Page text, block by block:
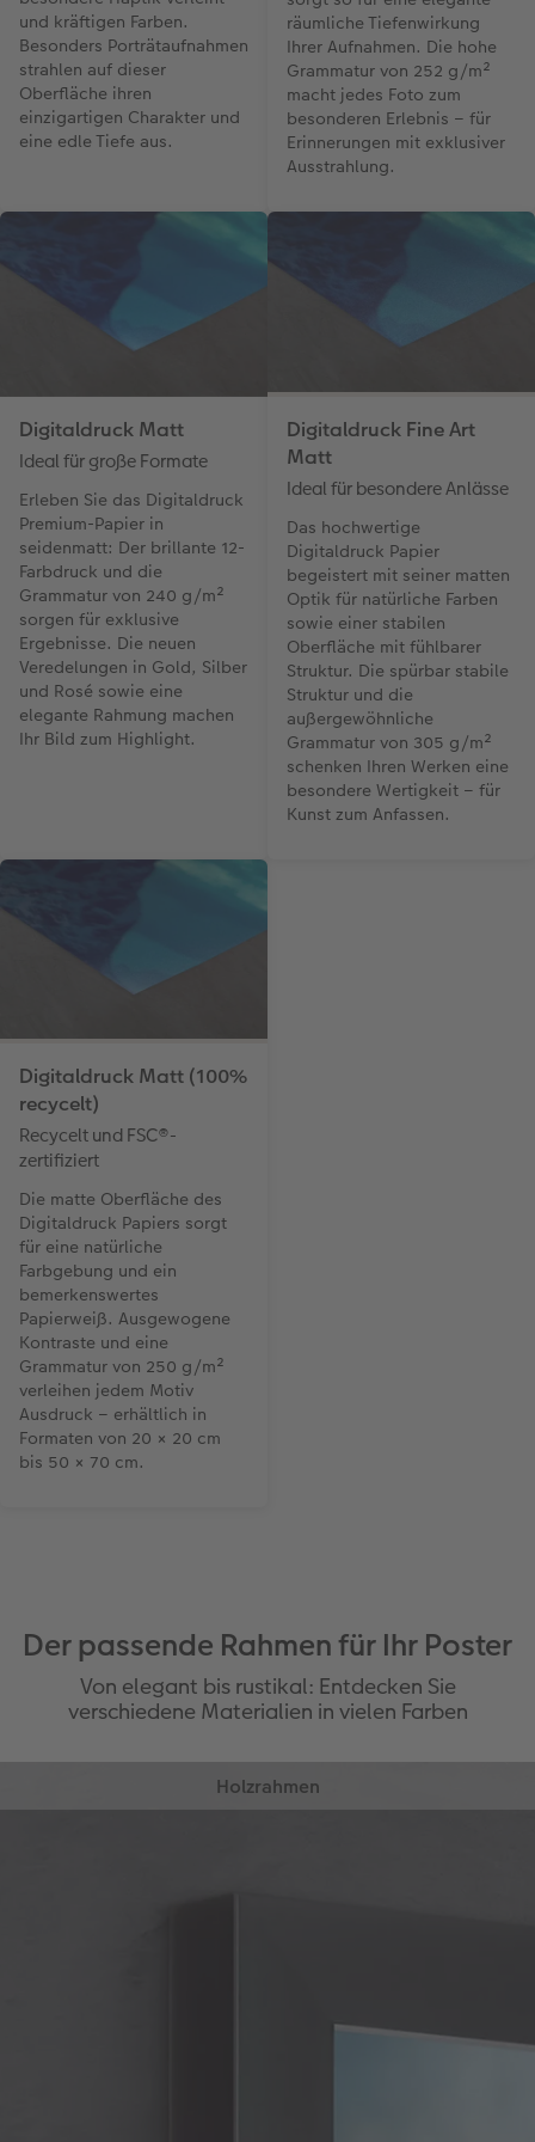
und kräftigen Farben.
Besonders Porträtaufnahmen
strahlen auf dieser
Oberfläche ihren
einzigartigen Charakter und
eine edle Tiefe aus.
räumliche Tiefenwirkung
Ihrer Aufnahmen. Die hohe
Grammatur von 252 g/m²
macht jedes Foto zum
besonderen Erlebnis – für
Erinnerungen mit exklusiver
Ausstrahlung.
Digitaldruck Matt
Ideal für große Formate
Erleben Sie das Digitaldruck
Premium-Papier in
seidenmatt: Der brillante 12-
Farbdruck und die
Grammatur von 240 g/m²
sorgen für exklusive
Ergebnisse. Die neuen
Veredelungen in Gold, Silber
und Rosé sowie eine
elegante Rahmung machen
Ihr Bild zum Highlight.
Digitaldruck Fine Art
Matt
Ideal für besondere Anlässe
Das hochwertige
Digitaldruck Papier
begeistert mit seiner matten
Optik für natürliche Farben
sowie einer stabilen
Oberfläche mit fühlbarer
Struktur. Die spürbar stabile
Struktur und die
außergewöhnliche
Grammatur von 305 g/m²
schenken Ihren Werken eine
besondere Wertigkeit – für
Kunst zum Anfassen.
Digitaldruck Matt (100%
recycelt)
Recycelt und FSC®-
zertifiziert
Die matte Oberfläche des
Digitaldruck Papiers sorgt
für eine natürliche
Farbgebung und ein
bemerkenswertes
Papierweiß. Ausgewogene
Kontraste und eine
Grammatur von 250 g/m²
verleihen jedem Motiv
Ausdruck – erhältlich in
Formaten von 20 × 20 cm
bis 50 × 70 cm.
Der passende Rahmen für Ihr Poster
Von elegant bis rustikal: Entdecken Sie
verschiedene Materialien in vielen Farben